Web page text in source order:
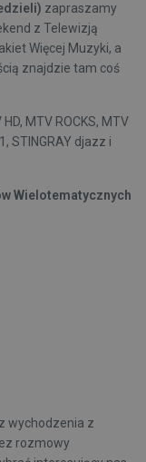
zapraszamy
z Telewizją
Więcej Muzyki, a
znajdzie tam coś
MTV ROCKS, MTV
STINGRAY djazz i
Wielotematycznych
wychodzenia z
rozmowy